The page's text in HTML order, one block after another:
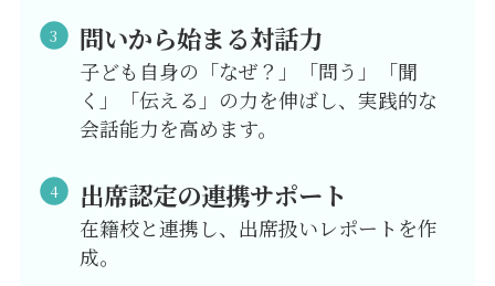
問いから始まる対話力
子ども自身の「なぜ？」「問う」「聞
く」「伝える」の力を伸ばし、実践的な
会話能力を高めます。
出席認定の連携サポート
在籍校と連携し、出席扱いレポートを作
成。